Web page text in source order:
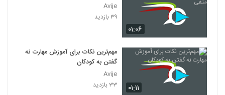
۰۱:۰۶
Avije
۳۹ بازدید
۰۱:۱۱
مهم‌ترین نکات برای آموزش مهارت نه
گفتن به کودکان
Avije
۳۳ بازدید